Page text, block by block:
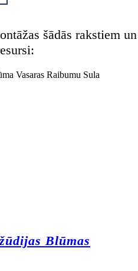
šādās rakstiem un
Blūmas